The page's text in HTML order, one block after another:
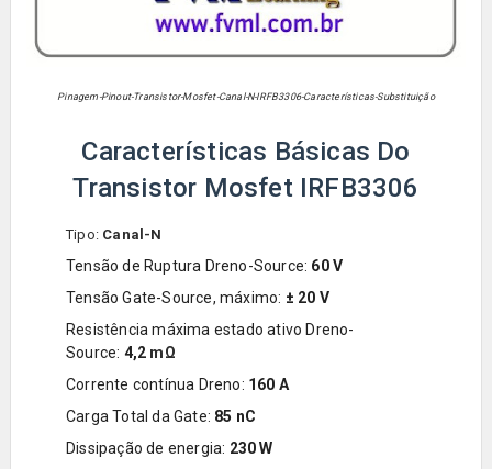
Pinagem-Pinout-Transistor-Mosfet-Canal-N-IRFB3306-Características-Substituição
Características Básicas Do
Transistor Mosfet IRFB3306
Tipo: Canal-N
Tensão de Ruptura Dreno-Source: 60 V
Tensão Gate-Source, máximo: ± 20 V
Resistência máxima estado ativo Dreno-
Source: 4,2 mΩ
Corrente contínua Dreno: 160 A
Carga Total da Gate: 85 nC
Dissipação de energia: 230 W